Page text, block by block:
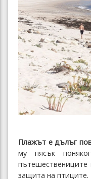
Плажът е дълъг
му пясък
пътешествениците
защита на птиците.